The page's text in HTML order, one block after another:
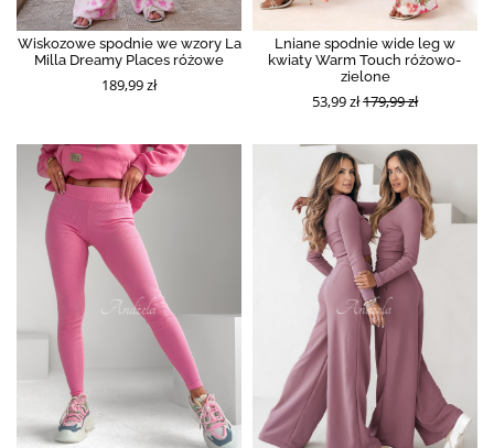
Wiskozowe spodnie we wzory La
Milla Dreamy Places różowe
189,99 zł
Lniane spodnie wide leg w
kwiaty Warm Touch różowo-
zielone
53,99 zł179,99 zł